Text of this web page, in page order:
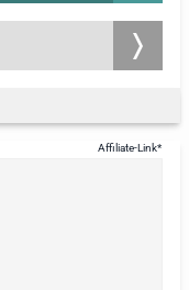
der Messwerte
die Daten zudem